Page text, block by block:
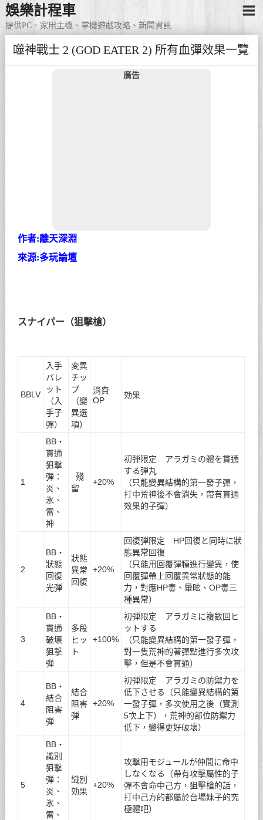
娛樂計程車
提供PC、家用主機、掌機遊戲攻略、新聞資訊
噬神戰士 2 (GOD EATER 2) 所有血彈效果一覽
廣告
作者:離天深淵
來源:多玩論壇
スナイパー（狙擊槍）
BBLV
入手
バレ
ット
（入
手子
彈）
変異
チッ
プ
（變
異選
項）
消費
OP
効果
1
BB・
貫通
狙撃
弾：
炎、
氷、
雷、
神
殘
留
+20%
初弾限定 アラガミの體を貫通
する弾丸
（只能變異結構的第一發子彈，
打中荒神後不會消失，帶有貫通
效果的子彈）
2
BB・
狀態
回復
光弾
狀態
異常
回復
+20%
回復弾限定 HP回復と同時に狀
態異常回復
（只能用回覆彈種進行變異，使
回覆彈帶上回覆異常狀態的能
力，對應HP毒、暈眩、OP毒三
種異常）
3
BB・
貫通
破壊
狙撃
弾
多段
ヒッ
ト
+100%
初弾限定 アラガミに複數回ヒ
ットする
（只能變異結構的第一發子彈，
對一隻荒神的著彈點進行多次攻
擊，但是不會貫通）
4
BB・
結合
阻害
弾
結合
阻害
弾
+20%
初弾限定 アラガミの防禦力を
低下させる（只能變異結構的第
一發子彈，多次使用之後（實測
5次上下），荒神的部位防禦力
低下，變得更好破壞）
5
BB・
識別
狙撃
弾：
炎、
氷、
雷、
識別
効果
+20%
攻撃用モジュールが仲間に命中
しなくなる（帶有攻擊屬性的子
彈不會命中己方，狙擊槍的話，
打中己方的都屬於台場妹子的究
極體吧）